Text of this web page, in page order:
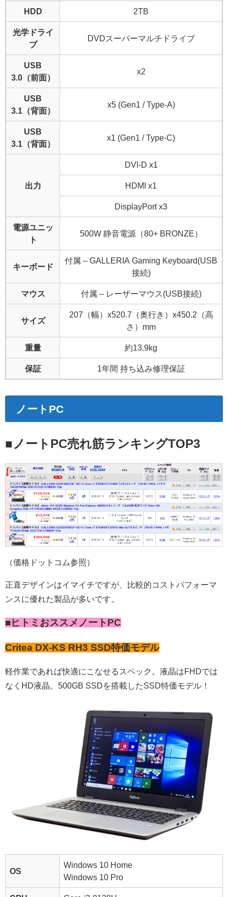
HDD 2TB
光学ドライ
ブ
DVDスーパーマルチドライブ
USB
3.0（前面）
x2
USB
3.1（背面）
x5 (Gen1 / Type-A)
USB
3.1（背面）
x1 (Gen1 / Type-C)
出力
DVI-D x1
HDMI x1
DisplayPort x3
電源ユニッ
ト
500W 静音電源（80+ BRONZE）
キーボード
付属 – GALLERIA Gaming Keyboard(USB
接続)
マウス 付属 – レーザーマウス(USB接続)
サイズ
207（幅）x520.7（奥行き）x450.2（高
さ）mm
重量 約13.9kg
保証 1年間 持ち込み修理保証
ノートPC
■ノートPC売れ筋ランキングTOP3
（価格ドットコム参照）
正直デザインはイマイチですが、比較的コストパフォーマ
ンスに優れた製品が多いです。
■ヒトミおススメノートPC
Critea DX-KS RH3 SSD特価モデル
軽作業であれば快適にこなせるスペック。液晶はFHDでは
なくHD液晶。500GB SSDを搭載したSSD特価モデル！
OS
Windows 10 Home
Windows 10 Pro